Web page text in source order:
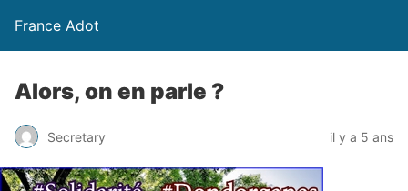
France Adot
Alors, on en parle ?
Secretary il y a 5 ans